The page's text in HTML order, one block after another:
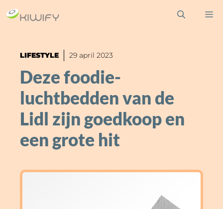
Ga
naar
inhoudLIFESTYLE 29 april 2023
Deze foodie-
luchtbedden van de
Lidl zijn goedkoop en
een grote hit